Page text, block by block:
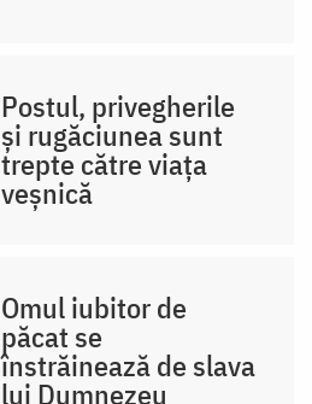
Postul, privegherile
și rugăciunea sunt
trepte către viața
veșnică
Omul iubitor de
păcat se
înstrăinează de slava
lui Dumnezeu